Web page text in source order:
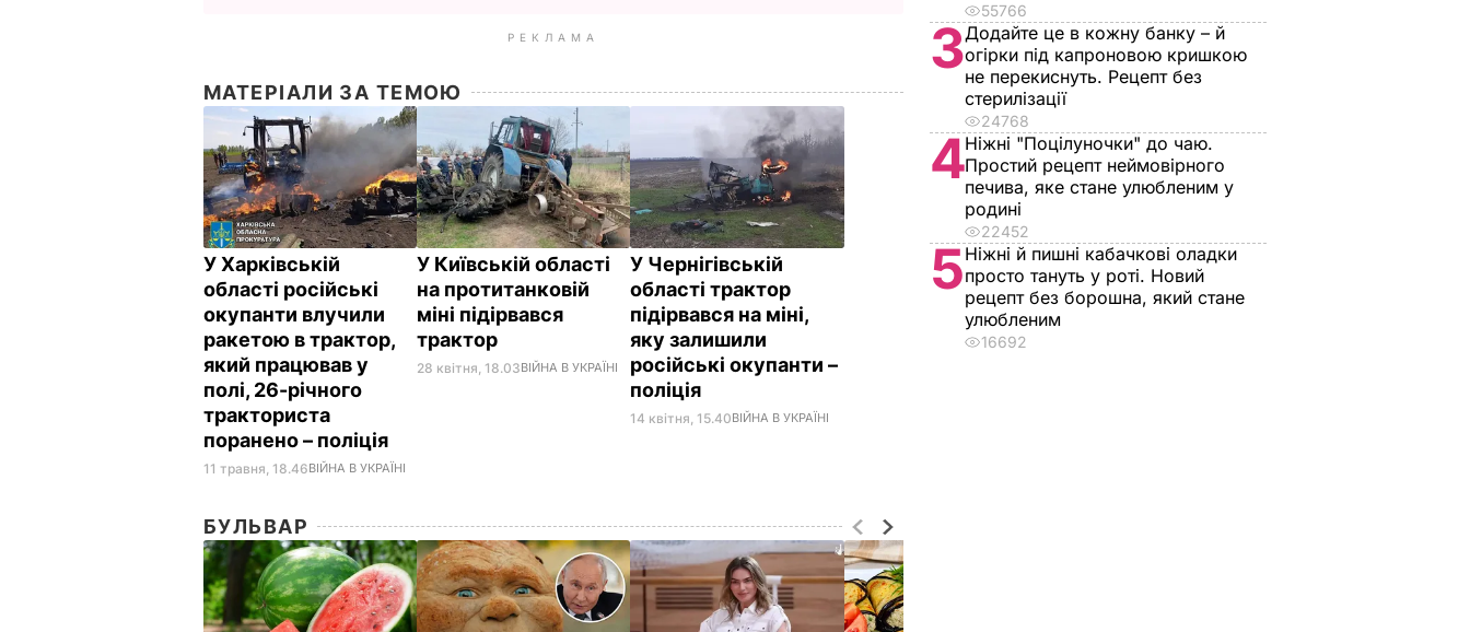
РЕКЛАМА
МАТЕРІАЛИ ЗА ТЕМОЮ
У Харківській
області російські
окупанти влучили
ракетою в трактор,
який працював у
полі, 26-річного
тракториста
поранено – поліція
11 травня, 18.46ВІЙНА В УКРАЇНІ
У Київській області
на протитанковій
міні підірвався
трактор
28 квітня, 18.03ВІЙНА В УКРАЇНІ
У Чернігівській
області трактор
підірвався на міні,
яку залишили
російські окупанти –
поліція
14 квітня, 15.40ВІЙНА В УКРАЇНІ
БУЛЬВАР
55766
3Додайте це в кожну банку – й
огірки під капроновою кришкою
не перекиснуть. Рецепт без
стерилізації
24768
4Ніжні "Поцілуночки" до чаю.
Простий рецепт неймовірного
печива, яке стане улюбленим у
родині
22452
5Ніжні й пишні кабачкові оладки
просто тануть у роті. Новий
рецепт без борошна, який стане
улюбленим
16692